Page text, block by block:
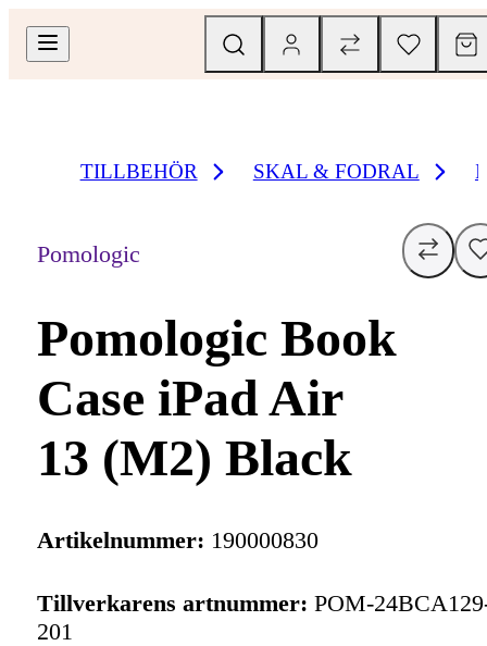
TILLBEHÖR SKAL & FODRAL
Pomologic
Pomologic Book
Case iPad Air
13 (M2) Black
Artikelnummer: 190000830
Tillverkarens artnummer: POM-
201